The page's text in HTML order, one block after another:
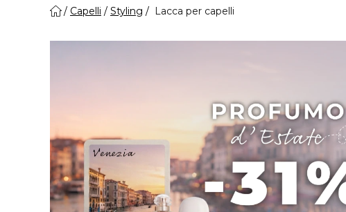
Capelli Styling Lacca per capelli